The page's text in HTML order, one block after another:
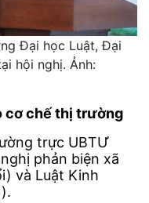
Đại học Luật, Đại
hội nghị. Ảnh:
cơ chế thị trường
trực UBTƯ
phản biện xã
và Luật Kinh